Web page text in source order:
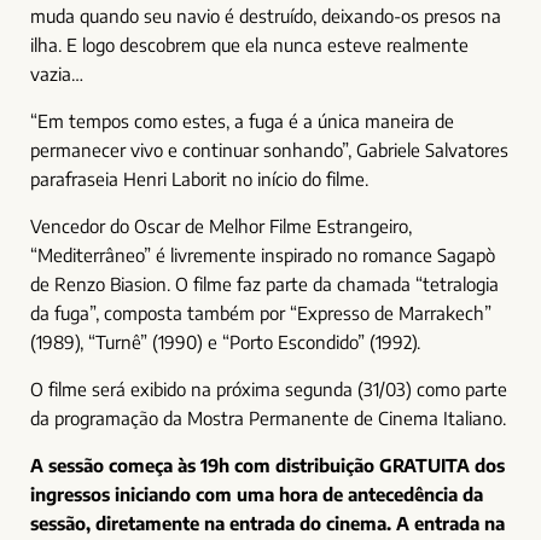
muda quando seu navio é destruído, deixando-os presos na
ilha. E logo descobrem que ela nunca esteve realmente
vazia…
“Em tempos como estes, a fuga é a única maneira de
permanecer vivo e continuar sonhando”, Gabriele Salvatores
parafraseia Henri Laborit no início do filme.
Vencedor do Oscar de Melhor Filme Estrangeiro,
“Mediterrâneo” é livremente inspirado no romance Sagapò
de Renzo Biasion. O filme faz parte da chamada “tetralogia
da fuga”, composta também por “Expresso de Marrakech”
(1989), “Turnê” (1990) e “Porto Escondido” (1992).
O filme será exibido na próxima segunda (31/03) como parte
da programação da Mostra Permanente de Cinema Italiano.
A sessão começa às 19h com distribuição GRATUITA dos
ingressos iniciando com uma hora de antecedência da
sessão, diretamente na entrada do cinema. A entrada na